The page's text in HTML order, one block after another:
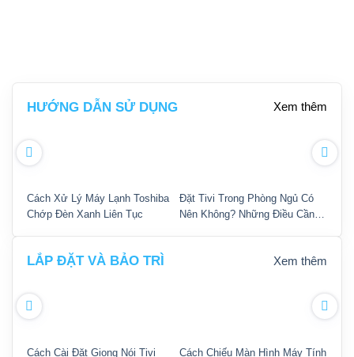
HƯỚNG DẪN SỬ DỤNG Xem thêm
Cách Xử Lý Máy Lạnh Toshiba
Chớp Đèn Xanh Liên Tục
Đặt Tivi Trong Phòng Ngủ Có
Nên Không? Những Điều Cần
LẮP ĐẶT VÀ BẢO TRÌ Xem thêm
Cách Cài Đặt Giọng Nói Tivi Cách Chiếu Màn Hình Máy Tính